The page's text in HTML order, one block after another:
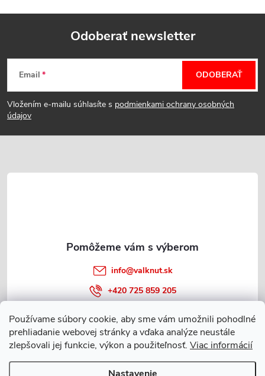
Používame súbory cookie, aby sme vám umožnili pohodlné
prehliadanie webovej stránky a vďaka analýze neustále
zlepšovali jej funkcie, výkon a použiteľnosť. Viac informácií
Z
á
p
t
Odoberať newsletter
Email
Vložením e-mailu súhlasíte s podmienkami ochrany osobných
údajov
ODOBERAŤ
Informácie o nákupe
info@valknut.sk
+420 725 859 205